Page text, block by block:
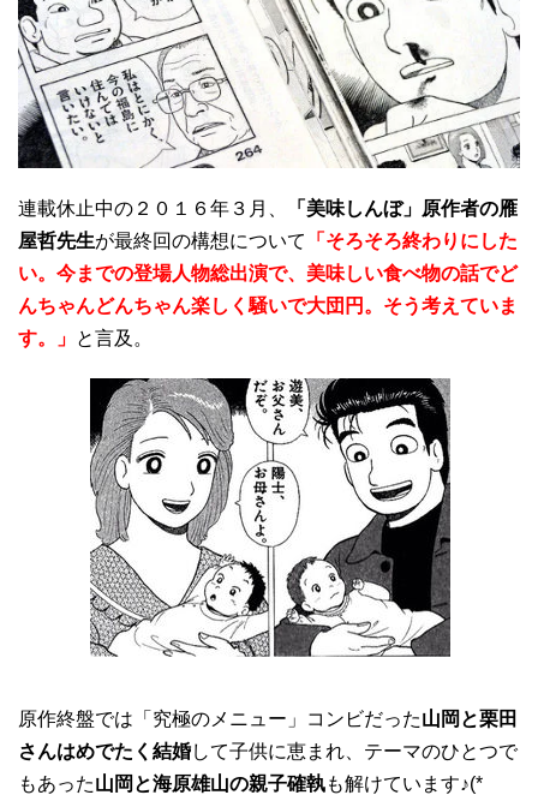
連載休止中の２０１６年３月、
「美味しんぼ」原作者の雁
屋哲先生が最終回の構想について
「そろそろ終わりにした
い。今までの登場人物総出演で、美味しい食べ物の話でど
んちゃんどんちゃん楽しく騒いで大団円。そう考えていま
す。」 と言及。
原作終盤では「究極のメニュー」コンビだった山岡と栗田
さんはめでたく結婚して子供に恵まれ、テーマのひとつで
もあった山岡と海原雄山の親子確執も解けています♪(*